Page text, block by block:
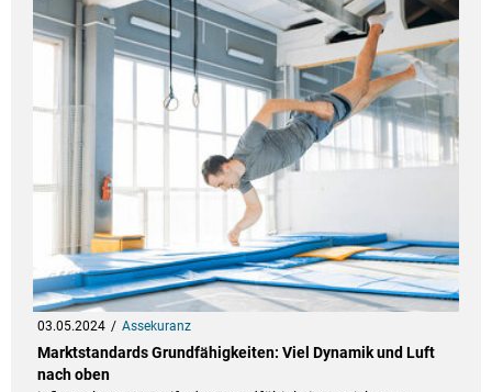
03.05.2024 Assekuranz
Marktstandards Grundfähigkeiten: Viel Dynamik und Luft
nach oben